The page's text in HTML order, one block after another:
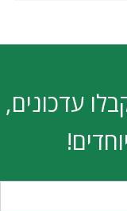
עדכונים,